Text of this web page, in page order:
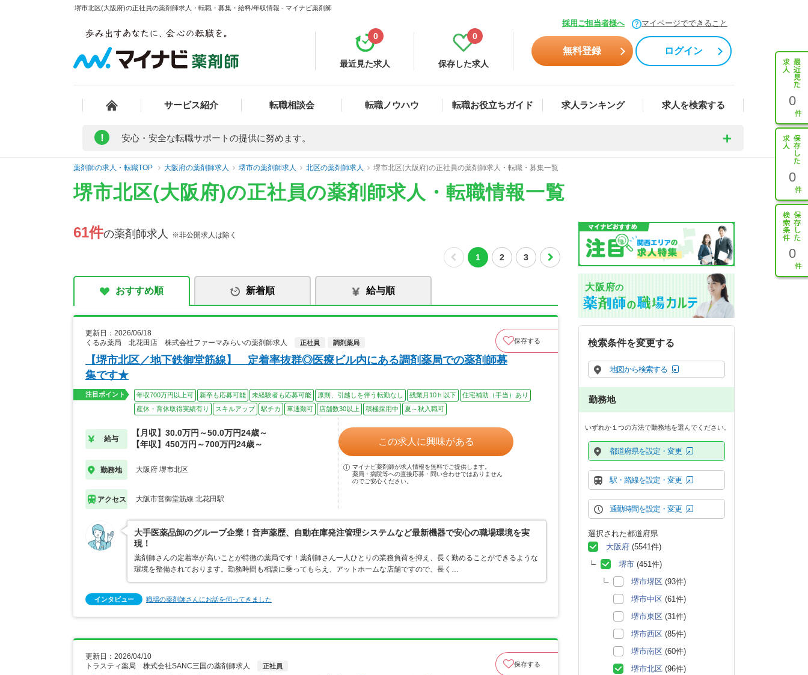
堺市北区(大阪府)の正社員の薬剤師求人・転職・募集・給料/年収情報 - マイナビ薬剤師
採用ご担当者様へ マイページでできること
最近見た求人
0
保存した求人
0
無料登録 ログイン
サービス紹介 転職相談会 転職ノウハウ 転職お役立ちガイド 求人ランキング 求人を検索する 0
0
0
! 安心・安全な転職サポートの提供に努めます。
薬剤師の求人・転職TOP 大阪府の薬剤師求人 堺市の薬剤師求人 北区の薬剤師求人 堺市北区(大阪府)の正社員の薬剤師求人・転職・募集一覧
堺市北区(大阪府)の正社員の薬剤師求人・転職情報一覧
61件の薬剤師求人 ※非公開求人は除く
1 2 3
おすすめ順 新着順 給与順
更新日：2026/06/18
くるみ薬局 北花田店 株式会社ファーマみらいの薬剤師求人
正社員 調剤薬局 保存する
【堺市北区／地下鉄御堂筋線】 定着率抜群◎医療ビル内にある調剤薬局での薬剤師募
集です★
注目ポイント 年収700万円以上可 新卒も応募可能 未経験者も応募可能 原則、引越しを伴う転勤なし 残業月10ｈ以下
住宅補助（手当）あり
産休・育休取得実績有り
スキルアップ 駅チカ 車通勤可 店舗数30以上 積極採用中 夏～秋入職可
給与
【月収】30.0万円～50.0万円24歳～
【年収】450万円～700万円24歳～
勤務地 大阪府 堺市北区
アクセス 大阪市営御堂筋線 北花田駅
この求人に興味がある
マイナビ薬剤師が求人情報を無料でご提供します。
薬局・病院等への直接応募・問い合わせではありません
のでご安心ください。
大手医薬品卸のグループ企業！音声薬歴、自動在庫発注管理システムなど最新機器で安心の職場環境を実
現！
薬剤師さんの定着率が高いことが特徴の薬局です！薬剤師さん一人ひとりの業務負荷を抑え、長く勤めることができるような
環境を整備されております。勤務時間も相談に乗ってもらえ、アットホームな店舗ですので、長く…
インタビュー 職場の薬剤師さんにお話を伺ってきました
更新日：2026/04/10
トラスティ薬局 株式会社SANC三国の薬剤師求人
正社員 保存する
大阪府の
検索条件を変更する
地図から検索する
勤務地
いずれか１つの方法で勤務地を選んでください。
都道府県を設定・変更
駅・路線を設定・変更
通勤時間を設定・変更
選択された都道府県
大阪府 (5541件)
堺市 (451件)
堺市堺区 (93件)
堺市中区 (61件)
堺市東区 (31件)
堺市西区 (85件)
堺市南区 (60件)
堺市北区 (96件)